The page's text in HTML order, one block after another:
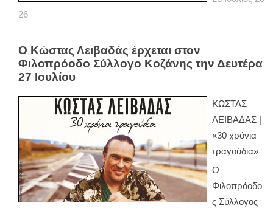
26
Ο Κώστας Λειβαδάς έρχεται στον
Φιλοπρόοδο Σύλλογο Κοζάνης την Δευτέρα
27 Ιουλίου
ΚΩΣΤΑΣ
ΛΕΙΒΑΔΑΣ |
«30 χρόνια
τραγούδια»
Ο
Φιλοπρόοδο
ς Σύλλογος